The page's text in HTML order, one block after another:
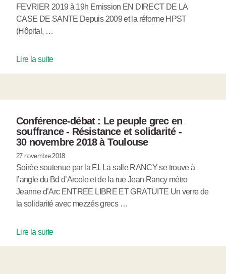
FEVRIER 2019 à 19h Emission EN DIRECT DE LA
CASE DE SANTE Depuis 2009 et la réforme HPST
(Hôpital, …
Lire la suite
Conférence-débat : Le peuple grec en
souffrance - Résistance et solidarité -
30 novembre 2018 à Toulouse
27 novembre 2018
Soirée soutenue par la F.I. La salle RANCY se trouve à
l’angle du Bd d’Arcole et de la rue Jean Rancy métro
Jeanne d’Arc ENTREE LIBRE ET GRATUITE Un verre de
la solidarité avec mezzés grecs …
Lire la suite